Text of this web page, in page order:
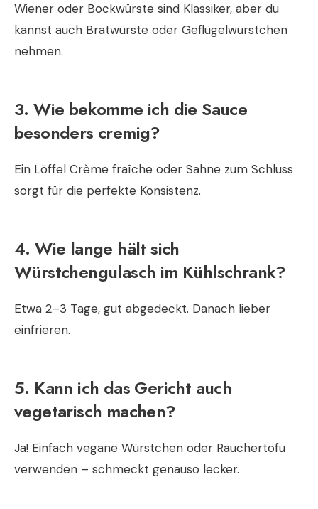
Wiener oder Bockwürste sind Klassiker, aber du
kannst auch Bratwürste oder Geflügelwürstchen
nehmen.
3. Wie bekomme ich die Sauce
besonders cremig?
Ein Löffel Crème fraîche oder Sahne zum Schluss
sorgt für die perfekte Konsistenz.
4. Wie lange hält sich
Würstchengulasch im Kühlschrank?
Etwa 2–3 Tage, gut abgedeckt. Danach lieber
einfrieren.
5. Kann ich das Gericht auch
vegetarisch machen?
Ja! Einfach vegane Würstchen oder Räuchertofu
verwenden – schmeckt genauso lecker.